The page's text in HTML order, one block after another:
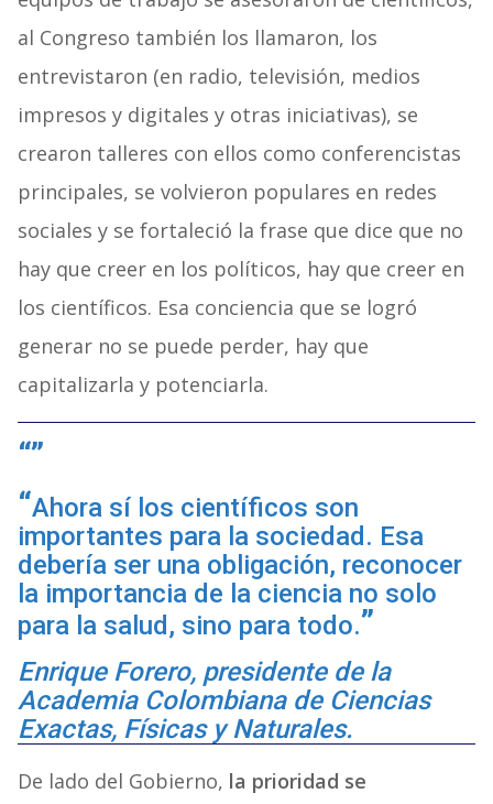
al Congreso también los llamaron, los
entrevistaron (en radio, televisión, medios
impresos y digitales y otras iniciativas), se
crearon talleres con ellos como conferencistas
principales, se volvieron populares en redes
sociales y se fortaleció la frase que dice que no
hay que creer en los políticos, hay que creer en
los científicos. Esa conciencia que se logró
generar no se puede perder, hay que
capitalizarla y potenciarla.
Ahora sí los científicos son
importantes para la sociedad. Esa
debería ser una obligación, reconocer
la importancia de la ciencia no solo
para la salud, sino para todo.
Enrique Forero, presidente de la
Academia Colombiana de Ciencias
Exactas, Físicas y Naturales.
De lado del Gobierno, la prioridad se